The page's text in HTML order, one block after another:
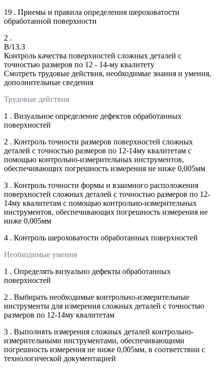
19 . Приемы и правила определения шероховатости
обработанной поверхности
2 .
B/13.3
Контроль качества поверхностей сложных деталей с
точностью размеров по 12 - 14-му квалитету
Смотреть трудовые действия, необходимые знания и умения,
дополнительные сведения
Трудовые действия
1 . Визуальное определение дефектов обработанных
поверхностей
2 . Контроль точности размеров поверхностей сложных
деталей с точностью размеров по 12-14му квалитетам с
помощью контрольно-измерительных инструментов,
обеспечивающих погрешность измерения не ниже 0,005мм
3 . Контроль точности формы и взаимного расположения
поверхностей сложных деталей с точностью размеров по 12-
14му квалитетам с помощью контрольно-измерительных
инструментов, обеспечивающих погрешность измерения не
ниже 0,005мм
4 . Контроль шероховатости обработанных поверхностей
Необходимые умения
1 . Определять визуально дефекты обработанных
поверхностей
2 . Выбирать необходимые контрольно-измерительные
инструменты для измерения сложных деталей с точностью
размеров по 12-14му квалитетам
3 . Выполнять измерения сложных деталей контрольно-
измерительными инструментами, обеспечивающими
погрешность измерения не ниже 0,005мм, в соответствии с
технологической документацией